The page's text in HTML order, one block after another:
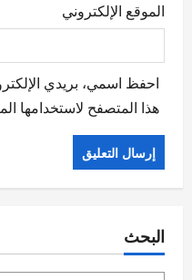
الموقع الإلكتروني
احفظ اسمي، بريدي
هذا المتصفح لاستخدامها
البحث